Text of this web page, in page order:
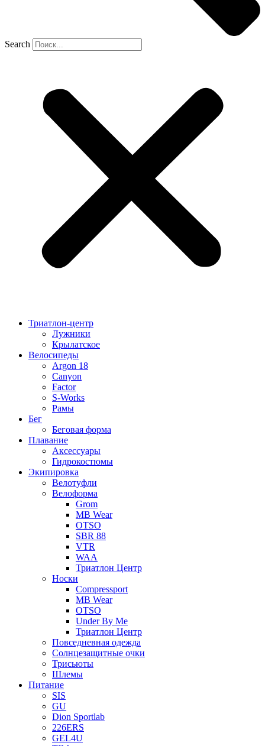
Search
Триатлон-центр
Лужники
Крылатское
Велосипеды
Argon 18
Canyon
Factor
S-Works
Рамы
Бег
Беговая форма
Плавание
Аксессуары
Гидрокостюмы
Экипировка
Велотуфли
Велоформа
Grom
MB Wear
OTSO
SBR 88
VTR
WAA
Триатлон Центр
Носки
Compressport
MB Wear
OTSO
Under By Me
Триатлон Центр
Повседневная одежда
Солнцезащитные очки
Трисьюты
Шлемы
Питание
SIS
GU
Dion Sportlab
226ERS
GEL4U